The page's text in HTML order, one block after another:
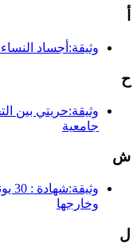
وثيقة:أجساد
ح
وثيقة:حريتي بين
جامعية
ش
وخارجها
ل